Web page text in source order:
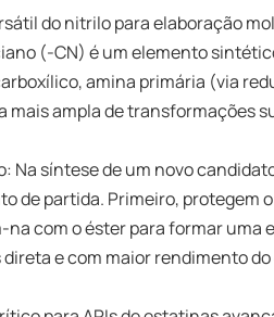
do nitrilo para elaboração
(-CN) é um elemento
amina primária (via
mais ampla de transformações
Na síntese de um novo
de partida. Primeiro, protegem
com o éster para formar
e com maior rendimento